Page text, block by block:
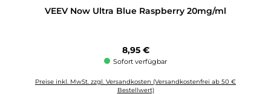
VEEV Now Ultra Blue Raspberry 20mg/ml
Regulärer Preis:
8,95 €
Sofort verfügbar
Preise inkl. MwSt. zzgl. Versandkosten (Versandkostenfrei ab 50 €
Bestellwert)